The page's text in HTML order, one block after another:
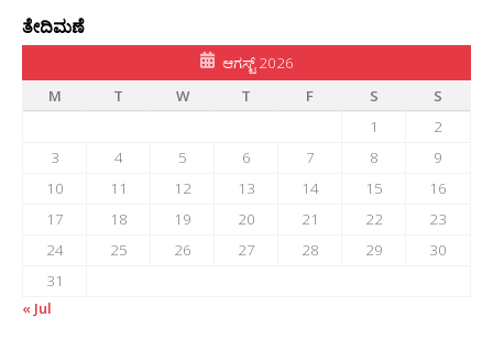
ತೇದಿಮಣೆ
ಆಗಸ್ಟ್ 2026
M
T W T F S
S
1
2
3
4 5 6 7 8
9
10
11 12 13 14 15
16
17
18 19 20 21 22
23
24
25 26 27 28 29
30
31
« Jul